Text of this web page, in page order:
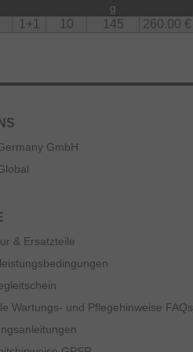
g
1+1 10 145 260.00 €
GmbH
& Ersatzteile
Wartungs- und Pflegehinweise FAQs